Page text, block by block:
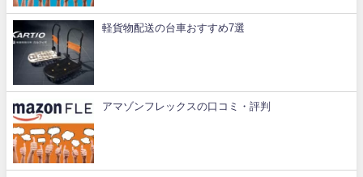
軽貨物配送の台車おすすめ7選
アマゾンフレックスの口コミ・評判